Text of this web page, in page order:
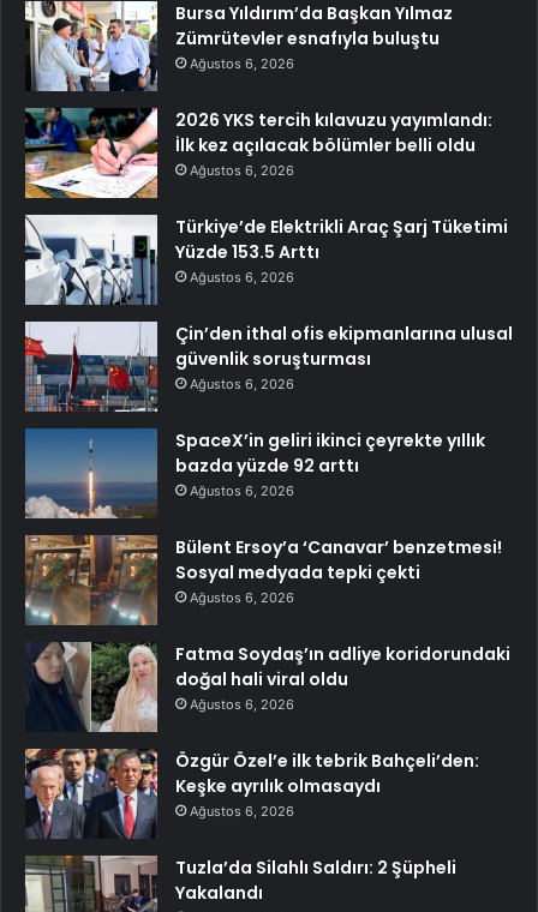
Bursa Yıldırım’da Başkan Yılmaz
Zümrütevler esnafıyla buluştu
Ağustos 6, 2026
2026 YKS tercih kılavuzu yayımlandı:
İlk kez açılacak bölümler belli oldu
Ağustos 6, 2026
Türkiye’de Elektrikli Araç Şarj Tüketimi
Yüzde 153.5 Arttı
Ağustos 6, 2026
Çin’den ithal ofis ekipmanlarına ulusal
güvenlik soruşturması
Ağustos 6, 2026
SpaceX’in geliri ikinci çeyrekte yıllık
bazda yüzde 92 arttı
Ağustos 6, 2026
Bülent Ersoy’a ‘Canavar’ benzetmesi!
Sosyal medyada tepki çekti
Ağustos 6, 2026
Fatma Soydaş’ın adliye koridorundaki
doğal hali viral oldu
Ağustos 6, 2026
Özgür Özel’e ilk tebrik Bahçeli’den:
Keşke ayrılık olmasaydı
Ağustos 6, 2026
Tuzla’da Silahlı Saldırı: 2 Şüpheli
Yakalandı